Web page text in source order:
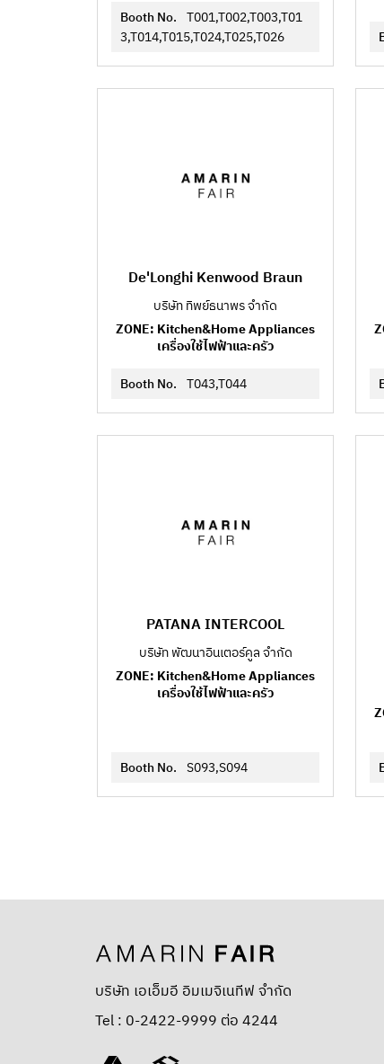
Booth No. T001,T002,T003,T01
3,T014,T015,T024,T025,T026
De'Longhi Kenwood Braun
บริษัท ทิพย์ธนาพร จำกัด
ZONE: Kitchen&Home Appliances
เครื่องใช้ไฟฟ้าและครัว
Booth No. T043,T044
PATANA INTERCOOL
บริษัท พัฒนาอินเตอร์คูล จำกัด
ZONE: Kitchen&Home Appliances
เครื่องใช้ไฟฟ้าและครัว
Booth No. S093,S094
บริษัท เอเอ็มอี อิมเมจิเนทีฟ จำกัด
Tel : 0-2422-9999 ต่อ 4244